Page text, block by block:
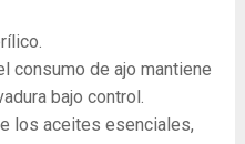
consumo de ajo mantiene
bajo control.
los aceites esenciales,